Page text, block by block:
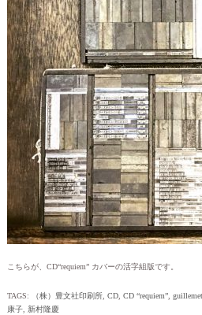
こちらが、CD“requiem” カバーの活字組版です。
TAGS: （株）豊文社印刷所 CD CD “requiem”
康子 新村隆慶